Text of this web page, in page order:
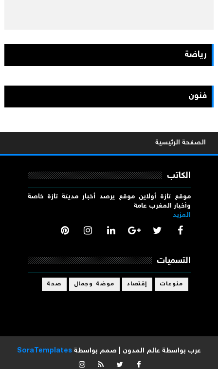
رياضة
فنون
الصفحة الرئيسية
الكاتب
موقع تازة أولاين موقع يرصد أخبار مدينة تازة خاصة
وأخبار المغرب عامة
المزيد
التسميات
منوعات إقتصاد موضة وجمال صحة
عرب بواسطة عالم المدون | صمم بواسطة SoraTemplates